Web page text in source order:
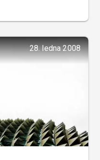
28. ledna 2008